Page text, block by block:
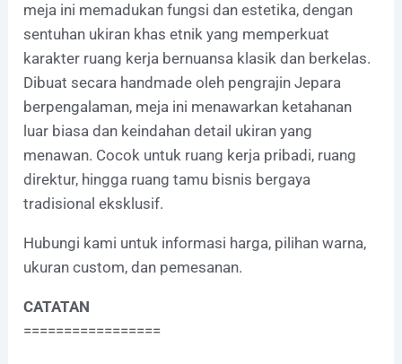
meja ini memadukan fungsi dan estetika, dengan
sentuhan ukiran khas etnik yang memperkuat
karakter ruang kerja bernuansa klasik dan berkelas.
Dibuat secara handmade oleh pengrajin Jepara
berpengalaman, meja ini menawarkan ketahanan
luar biasa dan keindahan detail ukiran yang
menawan. Cocok untuk ruang kerja pribadi, ruang
direktur, hingga ruang tamu bisnis bergaya
tradisional eksklusif.
Hubungi kami untuk informasi harga, pilihan warna,
ukuran custom, dan pemesanan.
CATATAN
=================